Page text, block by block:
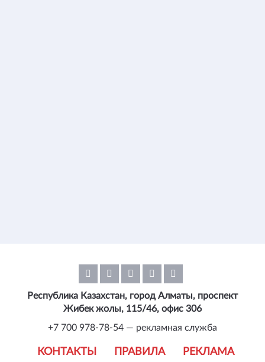
КОНТАКТЫ ПРАВИЛА РЕКЛАМА
Республика Казахстан, город Алматы, проспект
Жибек жолы, 115/46, офис 306
+7 700 978-78-54 — рекламная служба